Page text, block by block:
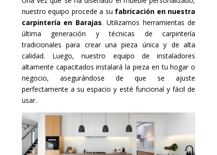
nuestro equipo procede a su fabricación en nuestra
carpintería en Barajas. Utilizamos herramientas de
última generación y técnicas de carpintería
tradicionales para crear una pieza única y de alta
calidad. Luego, nuestro equipo de instaladores
altamente capacitados instalará la pieza en tu hogar o
negocio, asegurándose de que se ajuste
perfectamente a su espacio y esté funcional y fácil de
usar.